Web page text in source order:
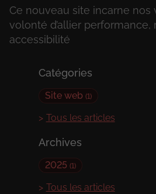
Ce nouveau site incarne nos
volonté d’allier performance,
accessibilité
Catégories
Site web (1)
Tous les articles
Archives
2025 (1)
Tous les articles